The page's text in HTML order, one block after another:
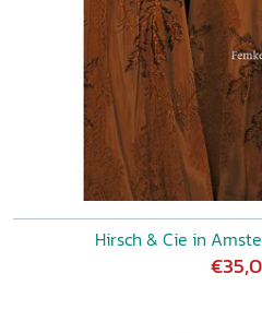
Hirsch & Cie in